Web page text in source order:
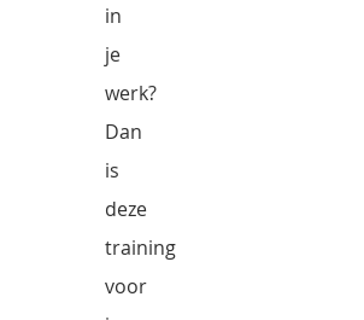
in
je
werk?
Dan
is
deze
training
voor